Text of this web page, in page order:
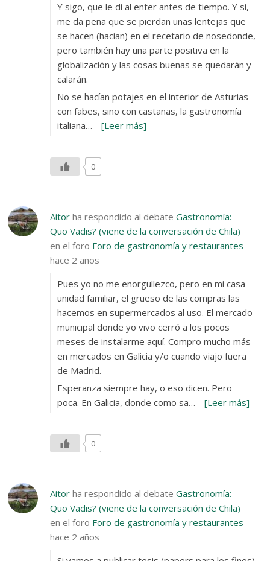
Y sigo, que le di al enter antes de tiempo. Y sí,
me da pena que se pierdan unas lentejas que
se hacen (hacían) en el recetario de nosedonde,
pero también hay una parte positiva en la
globalización y las cosas buenas se quedarán y
calarán.
No se hacían potajes en el interior de Asturias
con fabes, sino con castañas, la gastronomía
italiana…
[Leer más]
0
Aitor ha respondido al debateGastronomía:
Quo Vadis? (viene de la conversación de Chila)
en el foro Foro de gastronomía y restaurantes
hace 2 años
Pues yo no me enorgullezco, pero en mi casa-
unidad familiar, el grueso de las compras las
hacemos en supermercados al uso. El mercado
municipal donde yo vivo cerró a los pocos
meses de instalarme aquí. Compro mucho más
en mercados en Galicia y/o cuando viajo fuera
de Madrid.
Esperanza siempre hay, o eso dicen. Pero
poca. En Galicia, donde como sa…
[Leer más]
0
Aitor ha respondido al debateGastronomía:
Quo Vadis? (viene de la conversación de Chila)
en el foro Foro de gastronomía y restaurantes
hace 2 años